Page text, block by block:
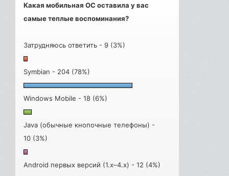
Какая мобильная ОС оставила у вас
самые теплые воспоминания?
Затрудняюсь ответить - 9 (3%)
Symbian - 204 (78%)
Windows Mobile - 18 (6%)
Java (обычные кнопочные телефоны) -
10 (3%)
Android первых версий (1.x–4.x) - 12 (4%)